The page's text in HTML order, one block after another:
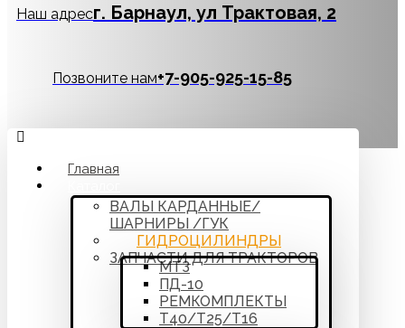
Наш адресг. Барнаул, ул Трактовая, 2
Позвоните нам‪+7-905-925-15-85
Главная
ВАЛЫ КАРДАННЫЕ/
ШАРНИРЫ /ГУК
ГИДРОЦИЛИНДРЫ
ЗАПЧАСТИ ДЛЯ ТРАКТОРОВ
МТЗ
ПД-10
РЕМКОМПЛЕКТЫ
Т40/Т25/Т16